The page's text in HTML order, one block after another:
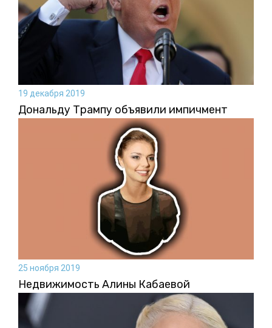
19 декабря 2019
Дональду Трампу объявили импичмент
25 ноября 2019
Недвижимость Алины Кабаевой